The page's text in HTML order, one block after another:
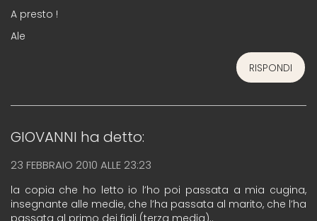
A presto !
Ale
RISPONDI
GIOVANNI ha detto:
23 FEBBRAIO 2010 ALLE 23:23
la copia che ho letto io l’ho poi passata a mia cugina,
insegnante alle medie, che l’ha passata al marito, che l’ha
passata al primo dei figli (terza media)..